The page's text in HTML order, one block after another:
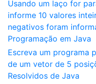
Usando um laço for
informe 10 valores
negativos foram
Programação em Java
Escreva um programa
de um vetor de 5
Resolvidos de Java